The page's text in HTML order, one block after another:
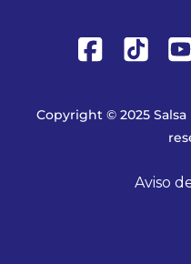
Copyright © 2025
Aviso